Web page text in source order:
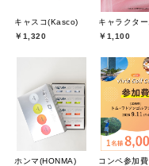
キャスコ(Kasco)
￥1,320
￥1,100
ホンマ(HONMA)
コンペ参加費